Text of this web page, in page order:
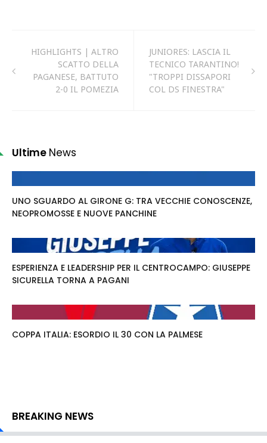
HIGHLIGHTS | ALTRO
SCATTO DELLA
PAGANESE, BATTUTO
2-0 IL POMEZIA
JUNIORES: LASCIA IL
TECNICO TARANTINO!
"TROPPI DISSAPORI
COL DS FINESTRA"
Ultime News
UNO SGUARDO AL GIRONE G: TRA VECCHIE CONOSCENZE,
NEOPROMOSSE E NUOVE PANCHINE
ESPERIENZA E LEADERSHIP PER IL CENTROCAMPO: GIUSEPPE
SICURELLA TORNA A PAGANI
COPPA ITALIA: ESORDIO IL 30 CON LA PALMESE
BREAKING NEWS